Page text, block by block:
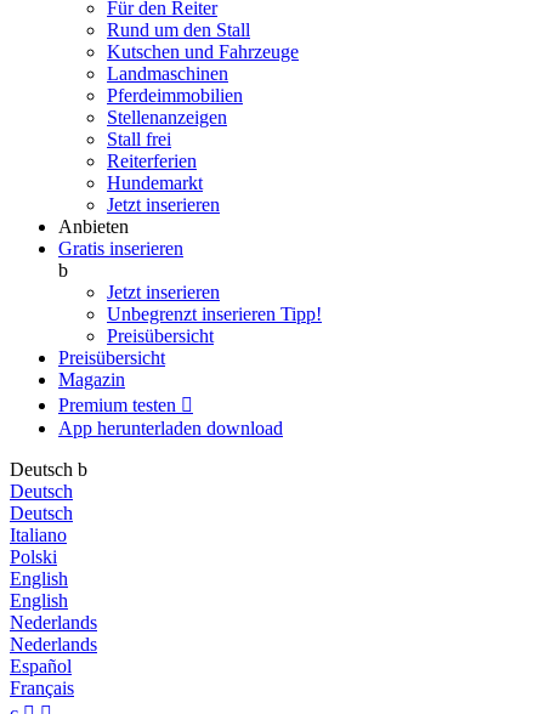
Für den Reiter
Rund um den Stall
Kutschen und Fahrzeuge
Landmaschinen
Pferdeimmobilien
Stellenanzeigen
Stall frei
Reiterferien
Hundemarkt
Jetzt inserieren
Anbieten
Gratis inserieren
b
Jetzt inserieren
Unbegrenzt inserieren Tipp!
Preisübersicht
Preisübersicht
Magazin
Premium testen 
App herunterladen download
Deutsch b
Deutsch
Deutsch
Italiano
Polski
English
English
Nederlands
Nederlands
Español
Français